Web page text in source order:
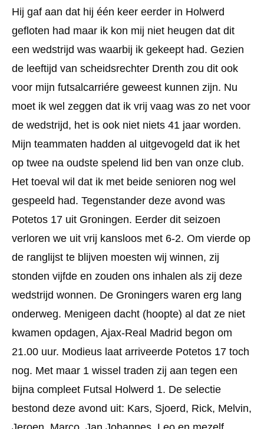
Hij gaf aan dat hij één keer eerder in Holwerd
gefloten had maar ik kon mij niet heugen dat dit
een wedstrijd was waarbij ik gekeept had. Gezien
de leeftijd van scheidsrechter Drenth zou dit ook
voor mijn futsalcarriére geweest kunnen zijn. Nu
moet ik wel zeggen dat ik vrij vaag was zo net voor
de wedstrijd, het is ook niet niets 41 jaar worden.
Mijn teammaten hadden al uitgevogeld dat ik het
op twee na oudste spelend lid ben van onze club.
Het toeval wil dat ik met beide senioren nog wel
gespeeld had. Tegenstander deze avond was
Potetos 17 uit Groningen. Eerder dit seizoen
verloren we uit vrij kansloos met 6-2. Om vierde op
de ranglijst te blijven moesten wij winnen, zij
stonden vijfde en zouden ons inhalen als zij deze
wedstrijd wonnen. De Groningers waren erg lang
onderweg. Menigeen dacht (hoopte) al dat ze niet
kwamen opdagen, Ajax-Real Madrid begon om
21.00 uur. Modieus laat arriveerde Potetos 17 toch
nog. Met maar 1 wissel traden zij aan tegen een
bijna compleet Futsal Holwerd 1. De selectie
bestond deze avond uit: Kars, Sjoerd, Rick, Melvin,